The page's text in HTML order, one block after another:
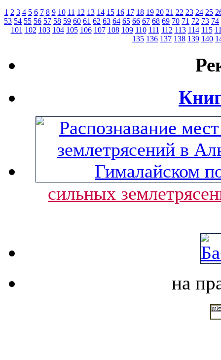
1 2 3 4 5 6 7 8 9 10 11 12 13 14 15 16 17 18 19 20 21 22 23 24 25
53 54 55 56 57 58 59 60 61 62 63 64 65 66 67 68 69 70 71 72 73 74
101 102 103 104 105 106 107 108 109 110 111 112 113 114 115
135 136 137 138 139 140
сильных
на